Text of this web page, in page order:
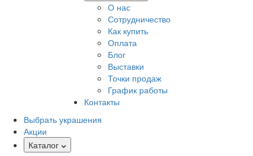
О нас
Сотрудничество
Как купить
Оплата
Блог
Выставки
Точки продаж
График работы
Контакты
Выбрать украшения
Акции
Каталог